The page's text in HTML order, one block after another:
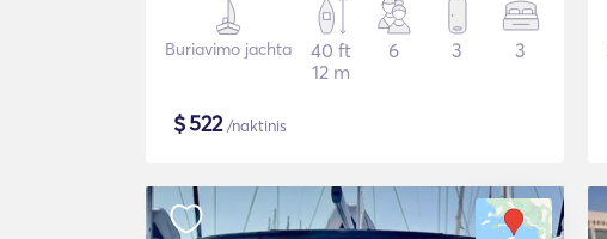
Buriavimo jachta
40 ft
12 m
6 3 3
$522/naktinis